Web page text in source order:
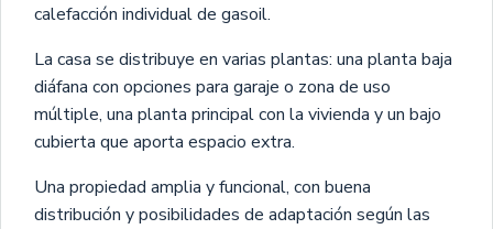
calefacción individual de gasoil.
La casa se distribuye en varias plantas: una planta baja
diáfana con opciones para garaje o zona de uso
múltiple, una planta principal con la vivienda y un bajo
cubierta que aporta espacio extra.
Una propiedad amplia y funcional, con buena
distribución y posibilidades de adaptación según las